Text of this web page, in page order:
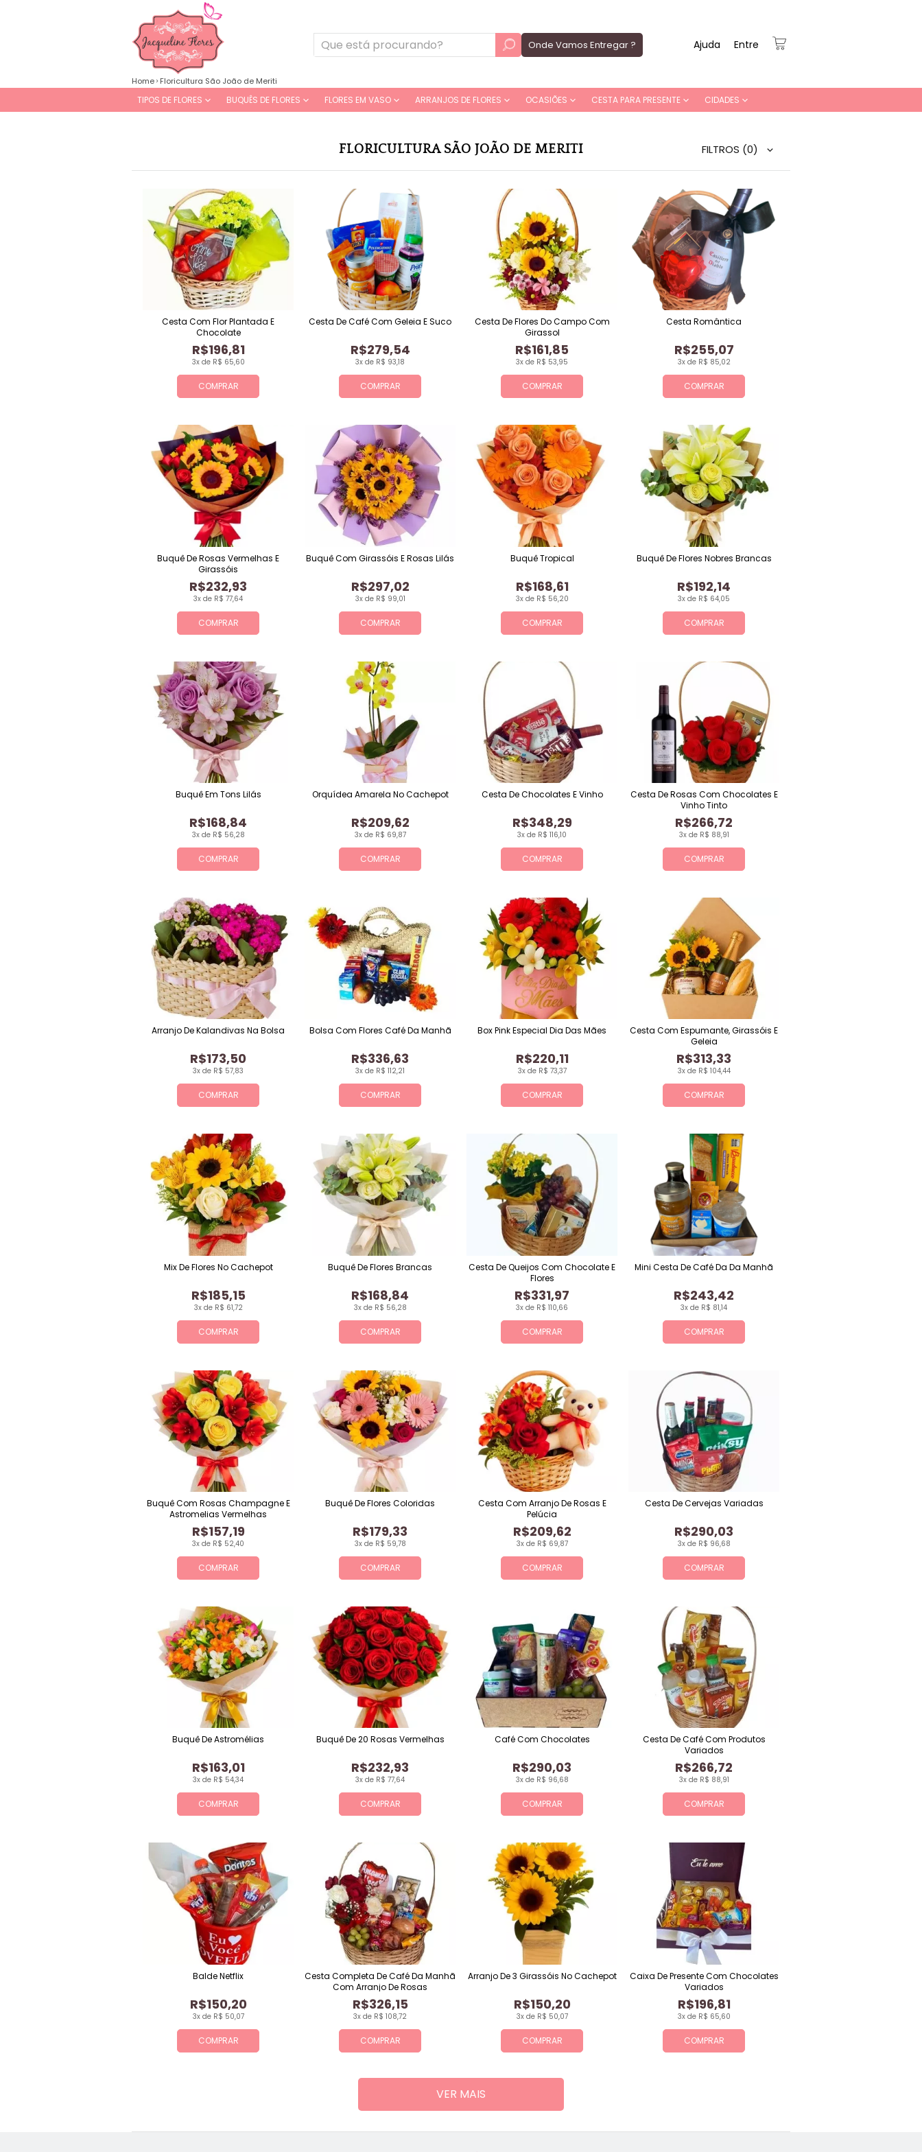
Onde Vamos Entregar ? Entre
Ajuda
TIPOS DE FLORES BUQUÊS DE FLORES FLORES EM VASO ARRANJOS DE FLORES OCASIÕES CESTA PARA PRESENTE CIDADES
Home Floricultura São João de Meriti
FLORICULTURA SÃO JOÃO DE MERITI FILTROS (0)
COMPRAR
3x de R$ 65,60
R$196,81
Cesta Com Flor Plantada E
Chocolate
COMPRAR
3x de R$ 93,18
R$279,54
Cesta De Café Com Geleia E Suco
COMPRAR
3x de R$ 53,95
R$161,85
Cesta De Flores Do Campo Com
Girassol
COMPRAR
3x de R$ 85,02
R$255,07
Cesta Romântica
COMPRAR
3x de R$ 77,64
R$232,93
Buquê De Rosas Vermelhas E
Girassóis
COMPRAR
3x de R$ 99,01
R$297,02
Buquê Com Girassóis E Rosas Lilás
COMPRAR
3x de R$ 56,20
R$168,61
Buquê Tropical
COMPRAR
3x de R$ 64,05
R$192,14
Buquê De Flores Nobres Brancas
COMPRAR
3x de R$ 56,28
R$168,84
Buquê Em Tons Lilás
COMPRAR
3x de R$ 69,87
R$209,62
Orquídea Amarela No Cachepot
COMPRAR
3x de R$ 116,10
R$348,29
Cesta De Chocolates E Vinho
COMPRAR
3x de R$ 88,91
R$266,72
Cesta De Rosas Com Chocolates E
Vinho Tinto
COMPRAR
3x de R$ 57,83
R$173,50
Arranjo De Kalandivas Na Bolsa
COMPRAR
3x de R$ 112,21
R$336,63
Bolsa Com Flores Café Da Manhã
COMPRAR
3x de R$ 73,37
R$220,11
Box Pink Especial Dia Das Mães
COMPRAR
3x de R$ 104,44
R$313,33
Cesta Com Espumante, Girassóis E
Geleia
COMPRAR
3x de R$ 61,72
R$185,15
Mix De Flores No Cachepot
COMPRAR
3x de R$ 56,28
R$168,84
Buquê De Flores Brancas
COMPRAR
3x de R$ 110,66
R$331,97
Cesta De Queijos Com Chocolate E
Flores
COMPRAR
3x de R$ 81,14
R$243,42
Mini Cesta De Café Da Da Manhã
COMPRAR
3x de R$ 52,40
R$157,19
Buquê Com Rosas Champagne E
Astromelias Vermelhas
COMPRAR
3x de R$ 59,78
R$179,33
Buquê De Flores Coloridas
COMPRAR
3x de R$ 69,87
R$209,62
Cesta Com Arranjo De Rosas E
Pelúcia
COMPRAR
3x de R$ 96,68
R$290,03
Cesta De Cervejas Variadas
COMPRAR
3x de R$ 54,34
R$163,01
Buquê De Astromélias
COMPRAR
3x de R$ 77,64
R$232,93
Buquê De 20 Rosas Vermelhas
COMPRAR
3x de R$ 96,68
R$290,03
Café Com Chocolates
COMPRAR
3x de R$ 88,91
R$266,72
Cesta De Café Com Produtos
Variados
COMPRAR
3x de R$ 50,07
R$150,20
Balde Netflix
COMPRAR
3x de R$ 108,72
R$326,15
Cesta Completa De Café Da Manhã
Com Arranjo De Rosas
COMPRAR
3x de R$ 50,07
R$150,20
Arranjo De 3 Girassóis No Cachepot
COMPRAR
3x de R$ 65,60
R$196,81
Caixa De Presente Com Chocolates
Variados
VER MAIS